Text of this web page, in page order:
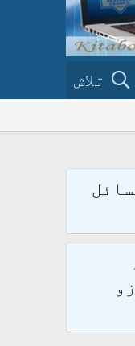
تلاش
و مسائل